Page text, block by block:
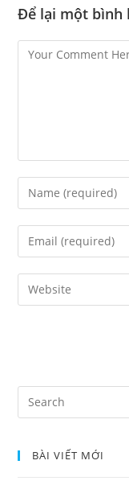
Để lại một bình
Comment
Enter
your
name
Enter
your
email
Enter
your
BÀI VIẾT MỚI